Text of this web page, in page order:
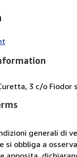
3 c/o Fiodor
generali di
si obbliga a